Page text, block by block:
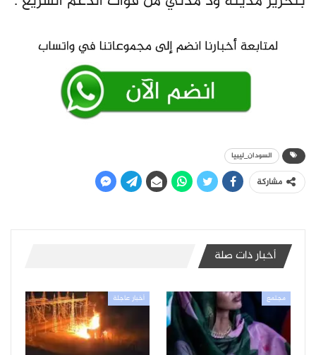
السودان_ليبيا
مشاركة
أخبار ذات صلة
مجتمع أخبار عاجلة